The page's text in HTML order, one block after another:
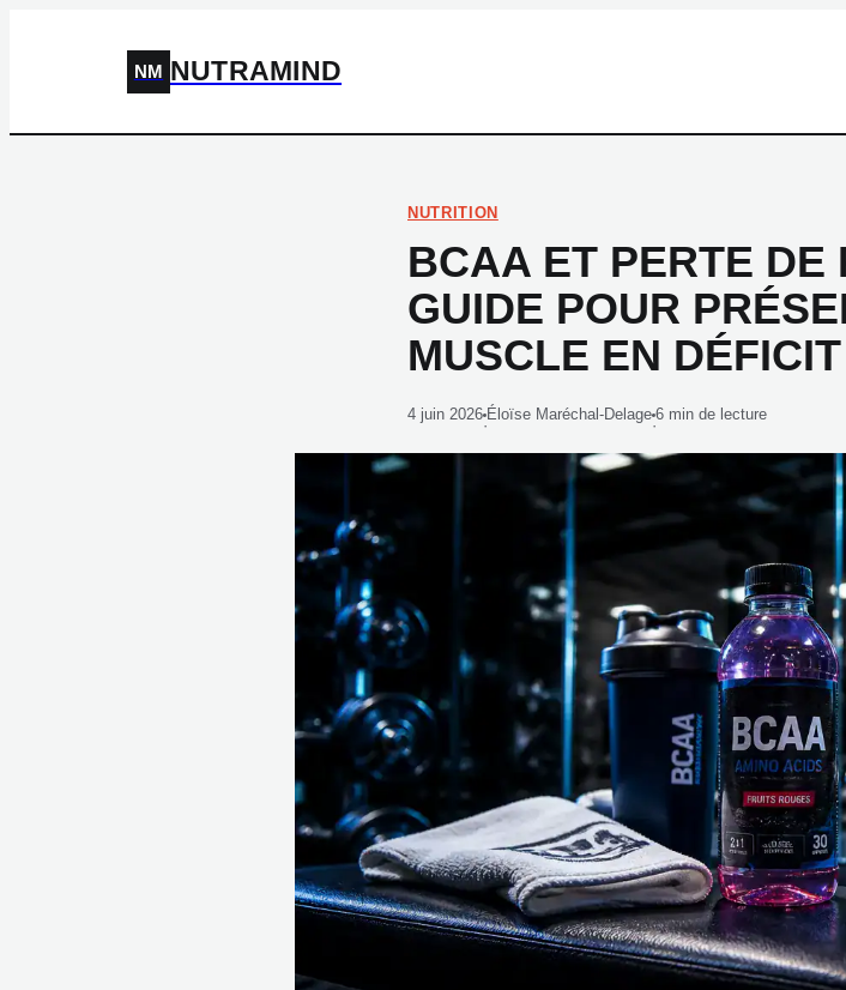
NM NUTRAMIND
NUTRITION
BCAA ET PERTE DE
GUIDE POUR
MUSCLE EN
4 juin 2026
·
Éloïse Maréchal-Delage
·
6 min de lecture